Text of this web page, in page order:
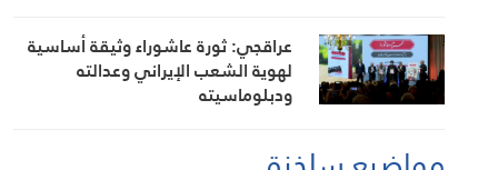
عراقجي: ثورة عاشوراء وثيقة أساسية
لهوية الشعب الإيراني وعدالته
ودبلوماسيته